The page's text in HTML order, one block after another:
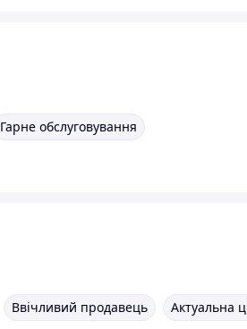
Гарне обслуговування
Ввічливий продавець Актуальна